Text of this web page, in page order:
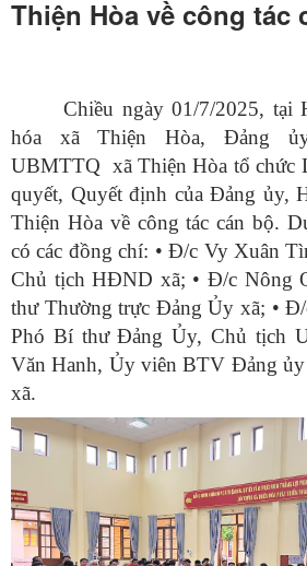
Thiện Hòa về công tác
Chiều ngày 01/7/2025, tại
hóa xã Thiện Hòa, Đảng
UBMTTQ xã Thiện Hòa tổ chức
quyết, Quyết định của Đảng ủy,
Thiện Hòa về công tác cán bộ.
có các đồng chí: • Đ/c Vy Xuân
Chủ tịch HĐND xã; • Đ/c Nông
thư Thường trực Đảng Ủy xã; •
Phó Bí thư Đảng Ủy, Chủ tịch
Văn Hanh, Ủy viên BTV Đảng
xã.